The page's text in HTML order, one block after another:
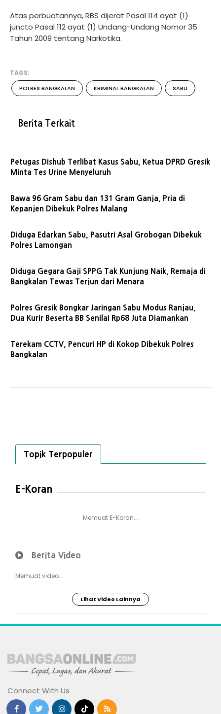
Atas perbuatannya, RBS dijerat Pasal 114 ayat (1)
juncto Pasal 112 ayat (1) Undang-Undang Nomor 35
Tahun 2009 tentang Narkotika.
TAGS:
POLRES BANGKALAN KRIMINAL BANGKALAN SABU
Berita Terkait
Petugas Dishub Terlibat Kasus Sabu, Ketua DPRD Gresik
Minta Tes Urine Menyeluruh
Bawa 96 Gram Sabu dan 131 Gram Ganja, Pria di
Kepanjen Dibekuk Polres Malang
Diduga Edarkan Sabu, Pasutri Asal Grobogan Dibekuk
Polres Lamongan
Diduga Gegara Gaji SPPG Tak Kunjung Naik, Remaja di
Bangkalan Tewas Terjun dari Menara
Polres Gresik Bongkar Jaringan Sabu Modus Ranjau,
Dua Kurir Beserta BB Senilai Rp68 Juta Diamankan
Terekam CCTV, Pencuri HP di Kokop Dibekuk Polres
Bangkalan
Topik Terpopuler
E-Koran
Memuat E-Koran...
Berita Video
Memuat video...
Lihat Video Lainnya
Connect With Us